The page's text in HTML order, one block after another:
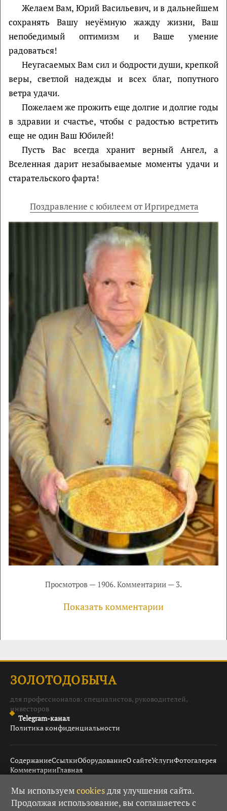
Желаем Вам, Юрий Васильевич, и в дальнейшем
сохранять Вашу неуёмную жажду жизни, Ваш
непобедимый оптимизм и Ваше умение
радоваться!
Неугасаемых Вам сил и бодрости души, крепкой
веры, светлой надежды и всех благ, попутного
ветра удачи.
Пожелаем же прожить еще долгие и долгие годы
в здравии и счастье, чтобы с радостью встретить
еще не один Ваш Юбилей!
Пусть Вас всегда хранит верный Ангел, а
Вселенная дарит незабываемые моменты удачи и
старательского фарта!
Поздравление с юбилеем от Иргиредмета
Просмотров — 1906. Комментарии — 3.
Показать комментарии
ЗОЛОТОДОБЫЧА
для профессионалов: специалистов, руководителей,
инвесторов
Telegram-канал
Политика конфиденциальности
СодержаниеСсылкиОборудованиеО сайтеУслугиФотогалерея
КомментарииГлавная
© 2008–2026 Золотодобыча · 18+ · При использовании
Мы используемcookiesдля улучшения сайта.
Продолжая использование, вы соглашаетесь с